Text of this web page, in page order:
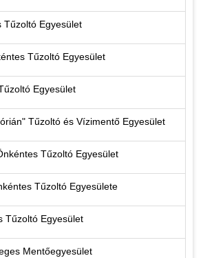
Tűzoltó Egyesület
Tűzoltó Egyesület
Egyesület
Tűzoltó és Vízimentő Egyesület
Tűzoltó Egyesület
Tűzoltó Egyesülete
Tűzoltó Egyesület
Mentőegyesület